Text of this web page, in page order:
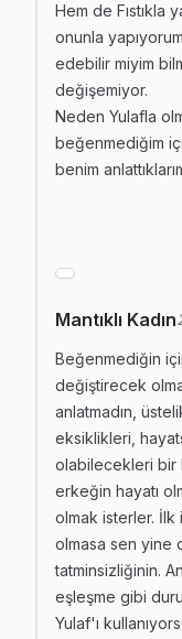
Hem de Fıstıkla
onunla
edebilir miyim
değişemiyor.
Neden Yulafla
beğenmediğim
benim
Mantıklı Kadın
Beğenmediğin
değiştirecek
anlatmadın,
eksiklikleri,
olabilecekleri bir
erkeğin hayatı
olmak isterler. İlk
olmasa sen yine
tatminsizliğinin.
eşleşme gibi
Yulaf'ı